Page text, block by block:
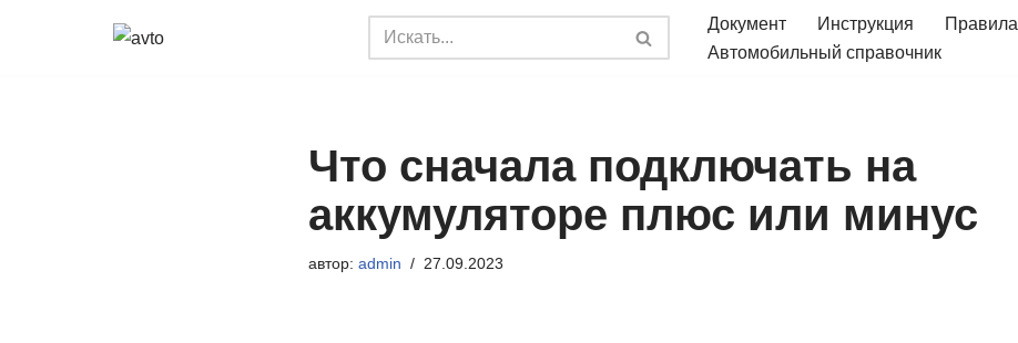
Документ Инструкция Правила
Автомобильный справочник
Что сначала подключать на
аккумуляторе плюс или минус
автор: admin 27.09.2023